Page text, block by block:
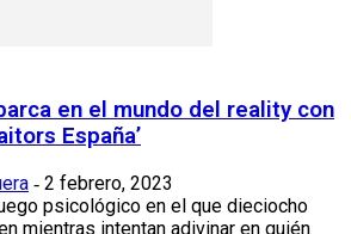
en el mundo del reality con
España’
- 2 febrero, 2023
psicológico en el que dieciocho
mientras intentan adivinar en quién